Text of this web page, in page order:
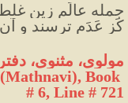
جمله عالَم زین
کَز عَدَم ترسند و آن
مولوی، مثنوی،
Book
# 6, Line # 721